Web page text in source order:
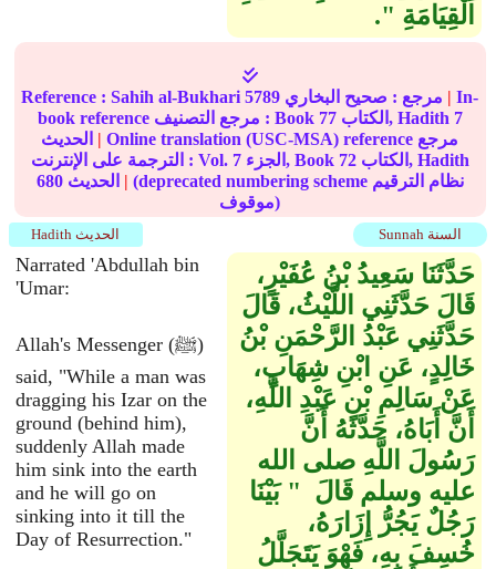
الْقِيَامَةِ ‏"‏‏.‏
Reference :Sahih al-Bukhari 5789 مرجع : صحيح البخاري | In-
book reference مرجع التصنيف : Book 77 الكتاب, Hadith 7
| Online translation (USC-MSA) reference مرجع
الترجمة على الإنترنت : Vol. 7 الجزء, Book 72
الكتاب, Hadith
680
| (deprecated numbering scheme نظام الترقيم
موقوف)
Sunnah السنة Hadith الحديث
Narrated 'Abdullah bin
'Umar:
Allah's Messenger (ﷺ)
said, "While a man was
dragging his Izar on the
ground (behind him),
suddenly Allah made
him sink into the earth
and he will go on
sinking into it till the
Day of Resurrection."
حَدَّثَنَا سَعِيدُ بْنُ عُفَيْرٍ،
قَالَ حَدَّثَنِي اللَّيْثُ، قَالَ
حَدَّثَنِي عَبْدُ الرَّحْمَنِ بْنُ
خَالِدٍ، عَنِ ابْنِ شِهَابٍ،
عَنْ سَالِمِ بْنِ عَبْدِ اللَّهِ،
أَنَّ أَبَاهُ، حَدَّثَهُ أَنَّ
رَسُولَ اللَّهِ صلى الله
عليه وسلم قَالَ ‏ "‏ بَيْنَا
رَجُلٌ يَجُرُّ إِزَارَهُ،
خُسِفَ بِهِ، فَهْوَ يَتَجَلَّلُ